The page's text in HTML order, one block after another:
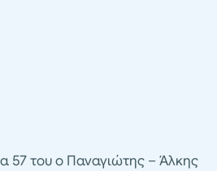
57 του ο Παναγιώτης – Άλκης